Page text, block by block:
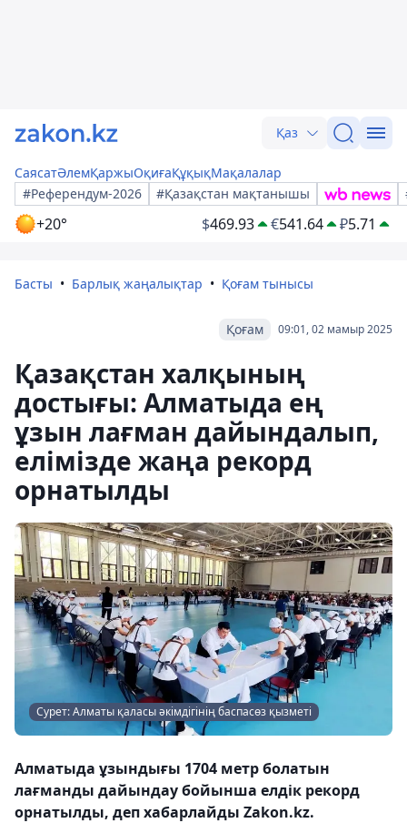
Қаз
СаясатӘлемҚаржыОқиғаҚұқықМақалалар
#Референдум-2026
#Қазақстан мақтанышы
+20° $469.93 €541.64 ₽5.71
Басты Барлық жаңалықтар Қоғам тынысы
09:01, 02 мамыр 2025
Қоғам
Қазақстан халқының
достығы: Алматыда ең
ұзын лағман дайындалып,
елімізде жаңа рекорд
орнатылды
Сурет: Алматы қаласы әкімдігінің баспасөз қызметі
Алматыда ұзындығы 1704 метр болатын
лағманды дайындау бойынша елдік рекорд
орнатылды, деп хабарлайды Zakon.kz.